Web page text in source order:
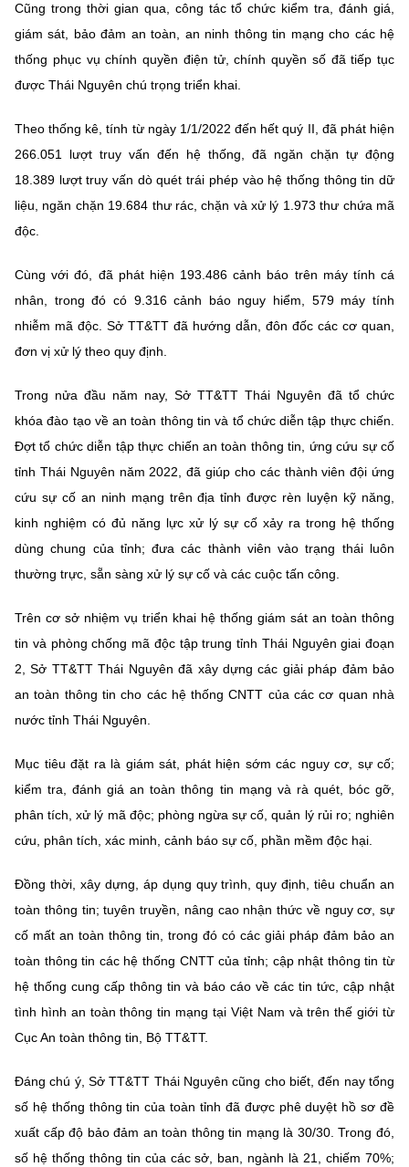
Tin tổng hợp
Tin địa phương
Bưu chính, Viễn thông
Sở hữu trí tuệ
Năng lượng nguyên tử
Infographic
Nhiệm vụ trọng tâm
BỘ KHOA HỌC VÀ CÔNG NGHỆ
Cơ quan chủ quản: Bộ Khoa học và Công nghệ (MST)
Chịu trách nhiệm nội dung: Nguyễn Thị Hải Hằng
Giám đốc Trung tâm Truyền thông Khoa học và Công nghệ.
Liên hệ
Địa chỉ: Ban Biên tập Cổng TTĐT - 18 Nguyễn Du, TP. Hà Nội
Email:stc@mst.gov.vn
©2026 Bản quyền thuộc Bộ Khoa Học và Công Nghệ
website này)
Cũng trong thời gian qua, công tác tổ chức kiểm tra, đánh giá,
giám sát, bảo đảm an toàn, an ninh thông tin mạng cho các hệ
thống phục vụ chính quyền điện tử, chính quyền số đã tiếp tục
được Thái Nguyên chú trọng triển khai.
Theo thống kê, tính từ ngày 1/1/2022 đến hết quý II, đã phát hiện
266.051 lượt truy vấn đến hệ thống, đã ngăn chặn tự động
18.389 lượt truy vấn dò quét trái phép vào hệ thống thông tin dữ
liệu, ngăn chặn 19.684 thư rác, chặn và xử lý 1.973 thư chứa mã
độc.
Cùng với đó, đã phát hiện 193.486 cảnh báo trên máy tính cá
nhân, trong đó có 9.316 cảnh báo nguy hiểm, 579 máy tính
nhiễm mã độc. Sở TT&TT đã hướng dẫn, đôn đốc các cơ quan,
đơn vị xử lý theo quy định.
Trong nửa đầu năm nay, Sở TT&TT Thái Nguyên đã tổ chức
khóa đào tạo về an toàn thông tin và tổ chức diễn tập thực chiến.
Đợt tổ chức diễn tập thực chiến an toàn thông tin, ứng cứu sự cố
tỉnh Thái Nguyên năm 2022, đã giúp cho các thành viên đội ứng
cứu sự cố an ninh mạng trên địa tỉnh được rèn luyện kỹ năng,
kinh nghiệm có đủ năng lực xử lý sự cố xảy ra trong hệ thống
dùng chung của tỉnh; đưa các thành viên vào trạng thái luôn
thường trực, sẵn sàng xử lý sự cố và các cuộc tấn công.
Trên cơ sở nhiệm vụ triển khai hệ thống giám sát an toàn thông
tin và phòng chống mã độc tập trung tỉnh Thái Nguyên giai đoạn
2, Sở TT&TT Thái Nguyên đã xây dựng các giải pháp đảm bảo
an toàn thông tin cho các hệ thống CNTT của các cơ quan nhà
nước tỉnh Thái Nguyên.
Mục tiêu đặt ra là giám sát, phát hiện sớm các nguy cơ, sự cố;
kiểm tra, đánh giá an toàn thông tin mạng và rà quét, bóc gỡ,
phân tích, xử lý mã độc; phòng ngừa sự cố, quản lý rủi ro; nghiên
cứu, phân tích, xác minh, cảnh báo sự cố, phần mềm độc hại.
Đồng thời, xây dựng, áp dụng quy trình, quy định, tiêu chuẩn an
toàn thông tin; tuyên truyền, nâng cao nhận thức về nguy cơ, sự
cố mất an toàn thông tin, trong đó có các giải pháp đảm bảo an
toàn thông tin các hệ thống CNTT của tỉnh; cập nhật thông tin từ
hệ thống cung cấp thông tin và báo cáo về các tin tức, cập nhật
tình hình an toàn thông tin mạng tại Việt Nam và trên thế giới từ
Cục An toàn thông tin, Bộ TT&TT.
Đáng chú ý, Sở TT&TT Thái Nguyên cũng cho biết, đến nay tổng
số hệ thống thông tin của toàn tỉnh đã được phê duyệt hồ sơ đề
xuất cấp độ bảo đảm an toàn thông tin mạng là 30/30. Trong đó,
số hệ thống thông tin của các sở, ban, ngành là 21, chiếm 70%;